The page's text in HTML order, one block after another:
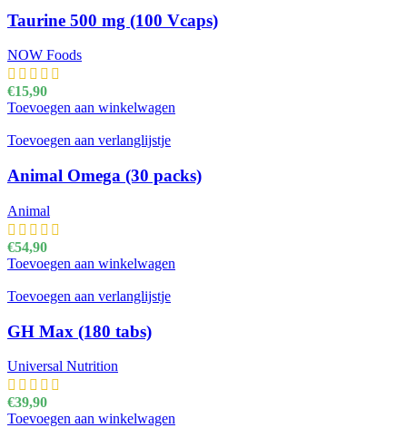
Taurine 500 mg (100 Vcaps)
NOW Foods
€15,90
Toevoegen aan winkelwagen
Toevoegen aan verlanglijstje
Animal Omega (30 packs)
Animal
€54,90
Toevoegen aan winkelwagen
Toevoegen aan verlanglijstje
GH Max (180 tabs)
Universal Nutrition
€39,90
Toevoegen aan winkelwagen